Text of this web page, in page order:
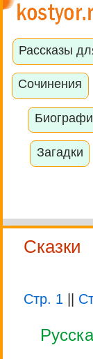
Рассказы
Сочинения
Загадки
Сказки
Стр. 1